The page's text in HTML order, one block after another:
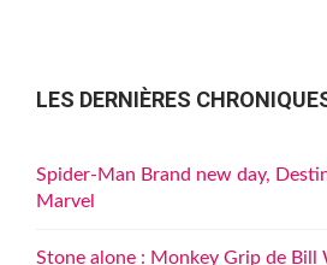
LES DERNIÈRES
Spider-Man Brand new day,
Marvel
Stone alone : Monkey Grip de Bill